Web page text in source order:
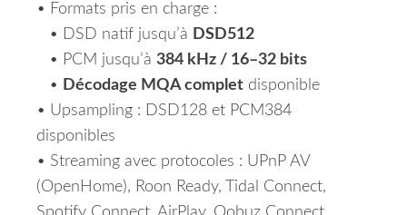
• Formats pris en charge :
• DSD natif jusqu’à DSD512
• PCM jusqu’à 384 kHz / 16–32 bits
•
Décodage MQA complet disponible
• Upsampling : DSD128 et PCM384
disponibles
• Streaming avec protocoles : UPnP AV
(OpenHome), Roon Ready, Tidal Connect,